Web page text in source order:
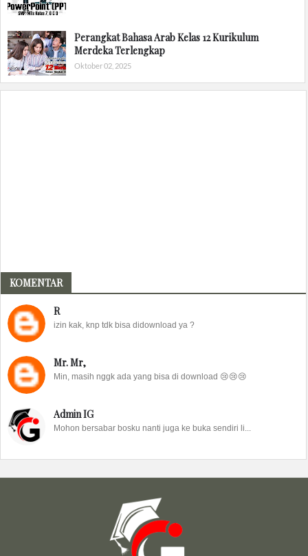
Perangkat Bahasa Arab Kelas 12 Kurikulum
Merdeka Terlengkap
Oktober 02, 2025
KOMENTAR
R
izin kak, knp tdk bisa didownload ya ?
Mr. Mr,
Min, masih nggk ada yang bisa di download 😢😢😢
Admin IG
Mohon bersabar bosku nanti juga ke buka sendiri li...